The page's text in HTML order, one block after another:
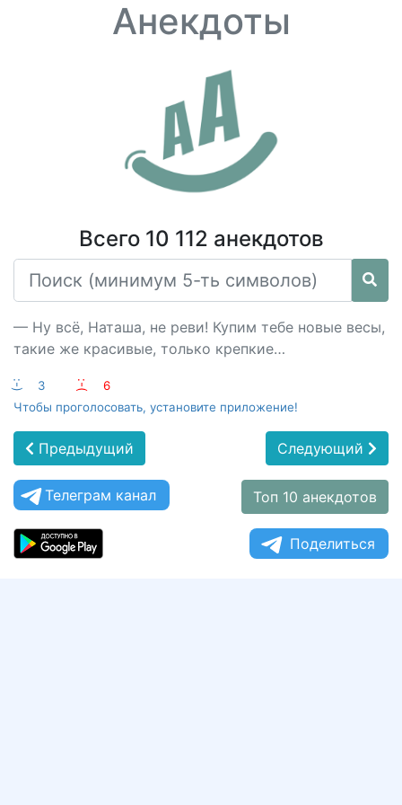
Анекдоты
Всего 10 112 анекдотов
— Ну всё, Наташа, не реви! Купим тебе новые весы,
такие же красивые, только крепкие…
:-) 3 :-(
6
Чтобы проголосовать, установите приложение!
Предыдущий Следующий
Телеграм канал Топ 10 анекдотов
Поделиться